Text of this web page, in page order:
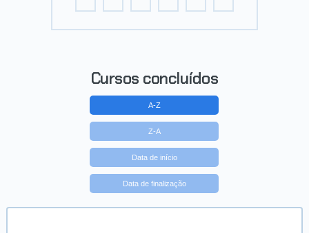
Cursos concluídos
A-Z
Z-A
Data de início
Data de finalização